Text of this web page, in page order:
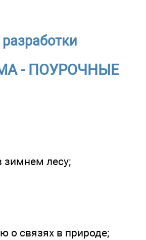
- ПОУРОЧНЫЕ
зимнем лесу;
о связях в природе;